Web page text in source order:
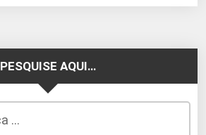
PESQUISE AQUI…